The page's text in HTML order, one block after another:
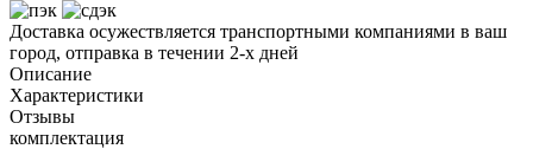
Доставка осужествляется транспортными компаниями в ваш
город, отправка в течении 2-х дней
Описание
Характеристики
Отзывы
комплектация